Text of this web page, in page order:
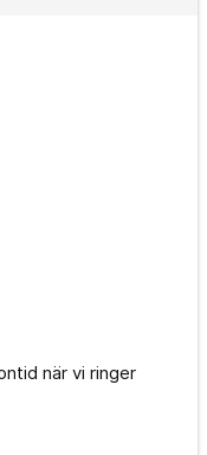
när vi ringer